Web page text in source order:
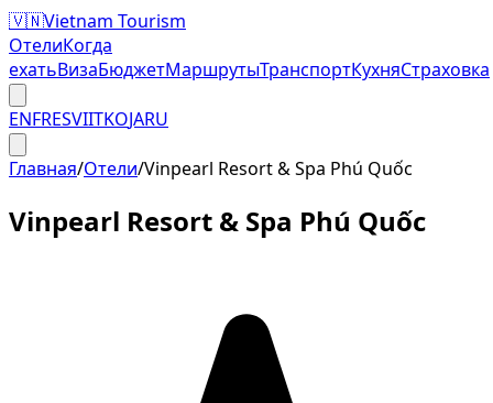
🇻🇳Vietnam Tourism
ОтелиКогда
ехатьВизаБюджетМаршрутыТранспортКухняСтраховка
ENFRESVIITKOJARU
Главная/Отели/Vinpearl Resort & Spa Phú Quốc
Vinpearl Resort & Spa Phú Quốc